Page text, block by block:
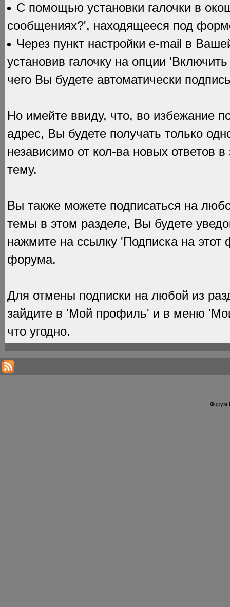
С помощью установки галочки в
сообщениях?', находящееся под
Через пункт настройки e-mail в
установив галочку на опции
чего Вы будете автоматически
Но имейте ввиду, что, во избежание
адрес, Вы будете получать только
независимо от кол-ва новых ответов
тему.
Вы также можете подписаться на
темы в этом разделе, Вы будете
нажмите на ссылку 'Подписка на
форума.
Для отмены подписки на любой из
зайдите в 'Мой профиль' и в меню
что угодно.
Форум